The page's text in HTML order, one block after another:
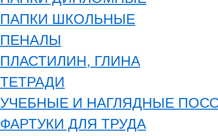
ПАПКИ ШКОЛЬНЫЕ
ПЕНАЛЫ
ПЛАСТИЛИН, ГЛИНА
ТЕТРАДИ
УЧЕБНЫЕ И НАГЛЯДНЫЕ
ФАРТУКИ ДЛЯ ТРУДА